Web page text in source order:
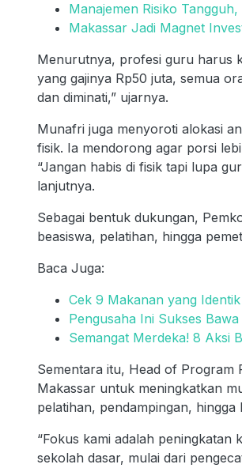
Manajemen Risiko
Makassar Jadi Magnet
Menurutnya, profesi guru harus
yang gajinya Rp50 juta, semua
dan diminati,” ujarnya.
Munafri juga menyoroti alokasi
fisik. Ia mendorong agar porsi
“Jangan habis di fisik tapi lupa
lanjutnya.
Sebagai bentuk dukungan,
beasiswa, pelatihan, hingga
Baca Juga:
Cek 9 Makanan yang
Pengusaha Ini Sukses
Semangat Merdeka! 8 Aksi
Sementara itu, Head of Program
Makassar untuk meningkatkan
pelatihan, pendampingan,
“Fokus kami adalah peningkatan
sekolah dasar, mulai dari